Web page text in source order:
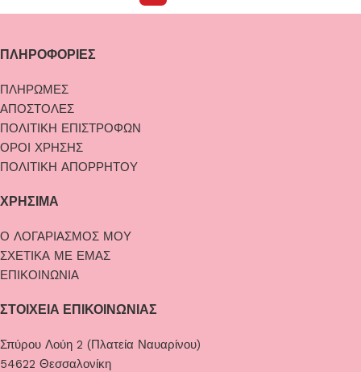
ΠΛΗΡΟΦΟΡΙΕΣ
ΠΛΗΡΩΜΕΣ
ΑΠΟΣΤΟΛΕΣ
ΠΟΛΙΤΙΚΗ ΕΠΙΣΤΡΟΦΩΝ
ΟΡΟΙ ΧΡΗΣΗΣ
ΠΟΛΙΤΙΚΗ ΑΠΟΡΡΗΤΟΥ
ΧΡΗΣΙΜΑ
Ο ΛΟΓΑΡΙΑΣΜΟΣ ΜΟΥ
ΣΧΕΤΙΚΑ ΜΕ ΕΜΑΣ
ΕΠΙΚΟΙΝΩΝΙΑ
ΣΤΟΙΧΕΙΑ ΕΠΙΚΟΙΝΩΝΙΑΣ
Σπύρου Λούη 2 (Πλατεία Ναυαρίνου)
54622 Θεσσαλονίκη